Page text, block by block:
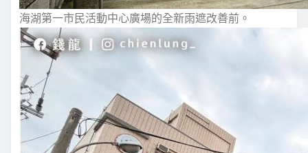
海湖第一市民活動中心廣場的全新雨遮改善前。